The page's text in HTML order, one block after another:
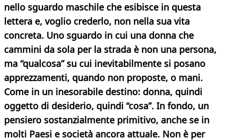
nello sguardo maschile che esibisce in questa
lettera e, voglio crederlo, non nella sua vita
concreta. Uno sguardo in cui una donna che
cammini da sola per la strada è non una persona,
ma “qualcosa” su cui inevitabilmente si posano
apprezzamenti, quando non proposte, o mani.
Come in un inesorabile destino: donna, quindi
oggetto di desiderio, quindi “cosa”. In fondo, un
pensiero sostanzialmente primitivo, anche se in
molti Paesi e società ancora attuale. Non è per